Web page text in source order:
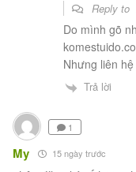
Reply to
Do mình gõ
Nhưng liên
Trả lời
1
My 15 ngày trước